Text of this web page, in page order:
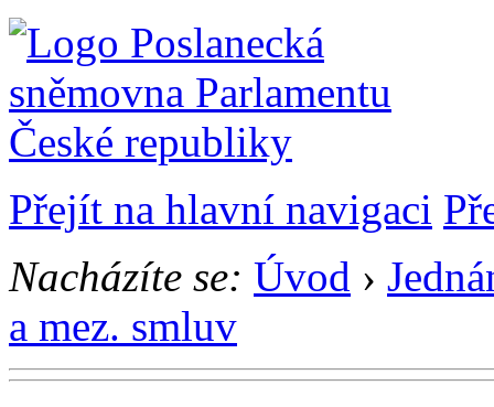
Přejít na hlavní navigaci
Nacházíte se: Úvod ›
a mez. smluv